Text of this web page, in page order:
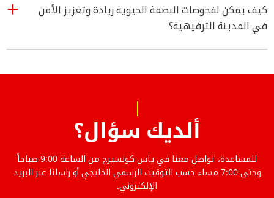
كيف يمكن لفحوصات البصمة الحيوية زيادة وتعزيز الأمن
في المدينة الترفيهية؟
ألديك سؤال؟
للمساعدة، تواصل معنا في ياس كونسيرج من الساعة 9:00 صباحاً
وحتى 7:00 مساء حسب التوقيت الرسمي الخليجي أو راسلنا عبر البريد
الإلكتروني.